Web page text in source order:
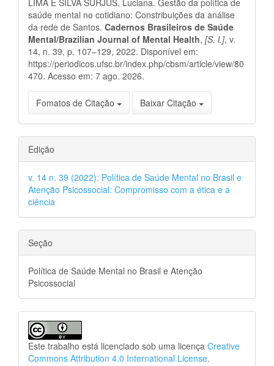
LIMA E SILVA SURJUS, Luciana. Gestão da política de
saúde mental no cotidiano: Constribuições da análise
da rede de Santos. Cadernos Brasileiros de Saúde
Mental/Brazilian Journal of Mental Health, [S. l.], v.
14, n. 39, p. 107–129, 2022. Disponível em:
https://periodicos.ufsc.br/index.php/cbsm/article/view/80
470. Acesso em: 7 ago. 2026.
Fomatos de Citação Baixar Citação
Edição
v. 14 n. 39 (2022): Política de Saúde Mental no Brasil e
Atenção Psicossocial: Compromisso com a ética e a
ciência
Seção
Política de Saúde Mental no Brasil e Atenção
Psicossocial
Este trabalho está licenciado sob uma licença Creative
Commons Attribution 4.0 International License.